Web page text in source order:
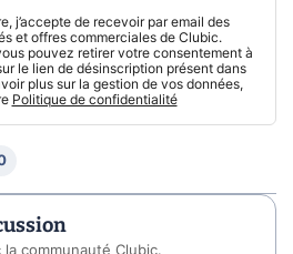
j’accepte de recevoir par email des
et offres commerciales de Clubic.
pouvez retirer votre consentement à
le lien de désinscription présent dans
plus sur la gestion de vos données,
Politique de confidentialité